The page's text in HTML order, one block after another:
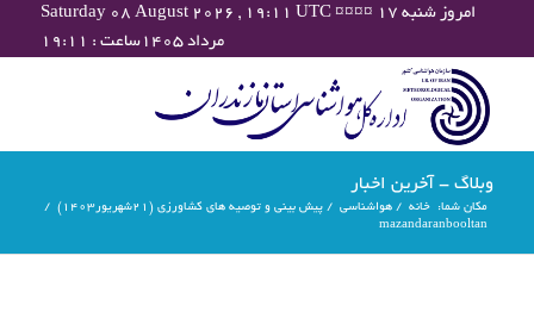
Saturday 08 August 2026 , 19:11 UTC ¤¤¤¤ امروز شنبه ۱۷
مرداد ۱۴۰۵ساعت : ۱۹:۱۱
وبلاگ - آخرین اخبار
مکان شما: خانه / هواشناسی / پیش بینی و توصیه های کشاورزی (21شهریور۱۴۰۳)
/
mazandaranbooltan